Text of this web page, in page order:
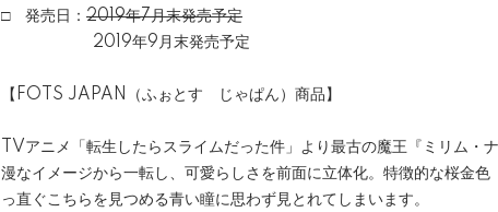
□ 発売日： 2019年7月末発売予定
2019年9月末発売予定
【FOTS JAPAN（ふぉとす じゃぱん）商品】
TVアニメ「転生したらスライムだった件」より最古の魔王『ミリム・
漫なイメージから一転し、可愛らしさを前面に立体化。特徴的な桜金
っ直ぐこちらを見つめる青い瞳に思わず見とれてしまいます。